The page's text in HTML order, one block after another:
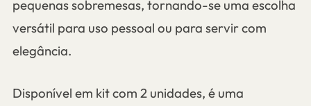
pequenas sobremesas, tornando-se uma escolha
versátil para uso pessoal ou para servir com
elegância.
Disponível em kit com 2 unidades, é uma